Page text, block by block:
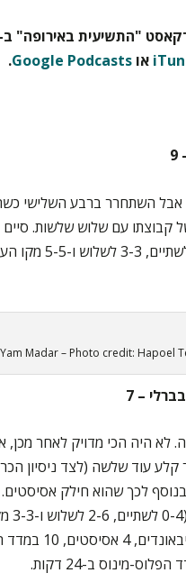
"התשיעית באירופה" ב-
אוGoogle Podcasts
.
השתחרר ברבע השלישי
נקודות (1-3 לשתיים, 3-3
Yam Madar – Photo credit: Hapoel
– 7
לא היה הכי מדויק לאחר מכן,
קלע עוד שלשה (לצד ניסיון
לכך שהוא חילק אסיסטים.
עם 9
העונשין), 5